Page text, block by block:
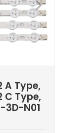
A Type,
C Type,
3D-N01